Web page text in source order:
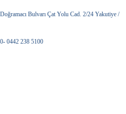
Bulvarı Çat Yolu Cad. 2/24 Yakutiye /
- 0442 238 5100